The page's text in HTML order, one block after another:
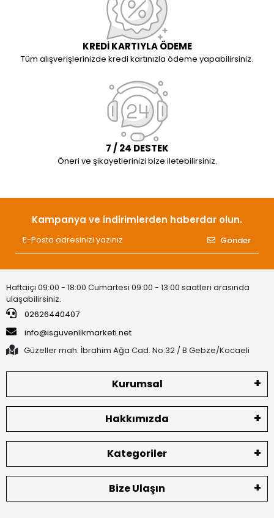
KREDİ KARTIYLA ÖDEME
Tüm alışverişlerinizde kredi kartınızla ödeme yapabilirsiniz.
7 / 24 DESTEK
Öneri ve şikayetlerinizi bize iletebilirsiniz.
Kampanya ve indirimlerden haberdar olun.
Gönder
Haftaiçi 09:00 - 18:00 Cumartesi 09:00 - 13:00 saatleri arasında
ulaşabilirsiniz.
02626440407
info@isguvenlikmarketi.net
Güzeller mah. İbrahim Ağa Cad. No:32 / B Gebze/Kocaeli
Kurumsal
Hakkımızda
Kategoriler
Bize Ulaşın